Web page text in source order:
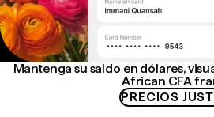
Mantenga su saldo en dólares,
African CFA
PRECIOS